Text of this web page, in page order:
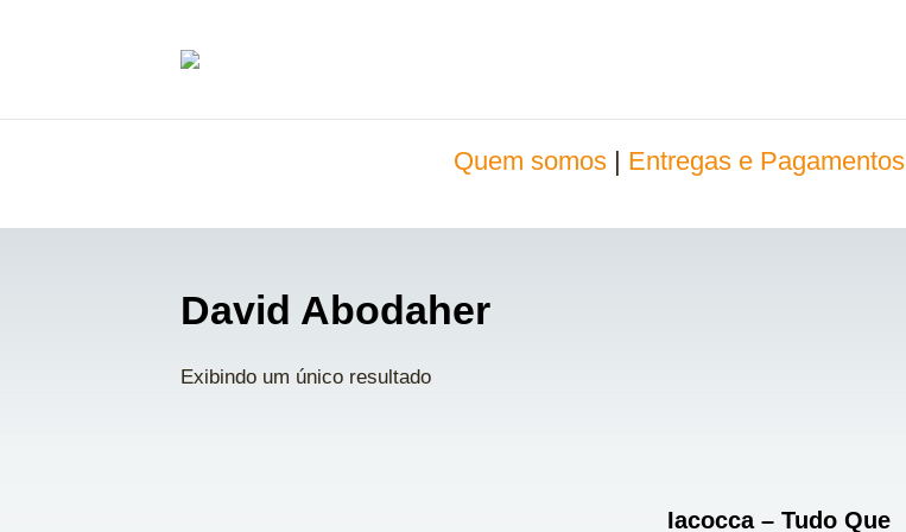
Quem somos Entregas e Pagamentos
David Abodaher
Exibindo um único resultado
Iacocca – Tudo Que